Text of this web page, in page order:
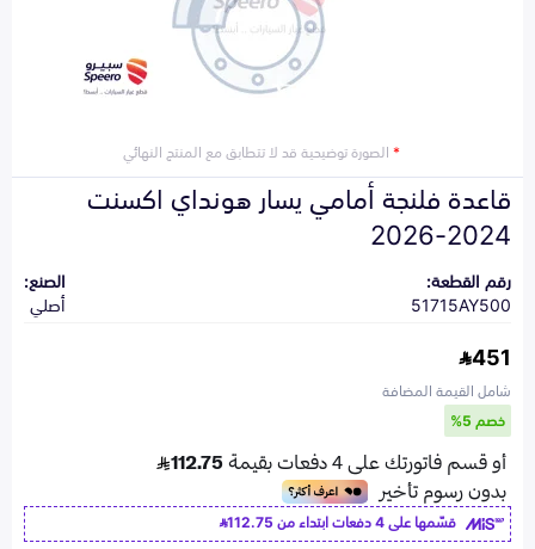
*الصورة توضيحية قد لا تتطابق مع المنتج النهائي
قاعدة فلنجة أمامي يسار هونداي اكسنت
2024-2026
رقم القطعة:
51715AY500
الصنع:
أصلي
451
شامل القيمة المضافة
خصم 5%
قسّمها على 4 دفعات ابتداء من
112.75